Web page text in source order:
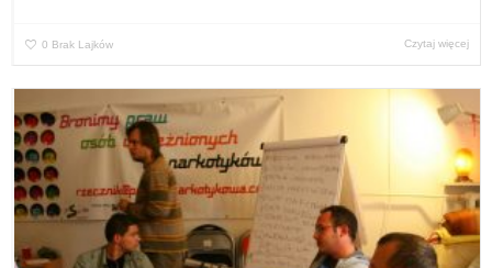
0 Brak Lajków Czytaj więcej